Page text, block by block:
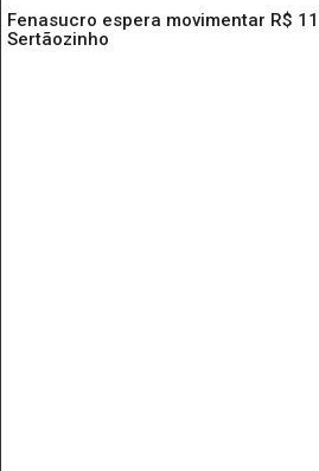
Fenasucro espera movimentar R$
Sertãozinho